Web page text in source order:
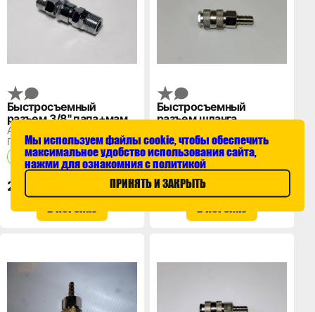
Быстросъемный
разъем 3/8" папа+мама
(наружная резьба) с
клапаном
Артикул: SE3-8SM
Производитель: КРАЛ
В наличии
280 ₽
Быстросъемный
разъем шланга
Производитель: КРАЛ
В наличии
200 ₽
Мы используем файлы cookie, чтобы обеспечить
максимальное удобство использования сайта,
нажми для ознакомния с политикой
ПРИНЯТЬ И ЗАКРЫТЬ